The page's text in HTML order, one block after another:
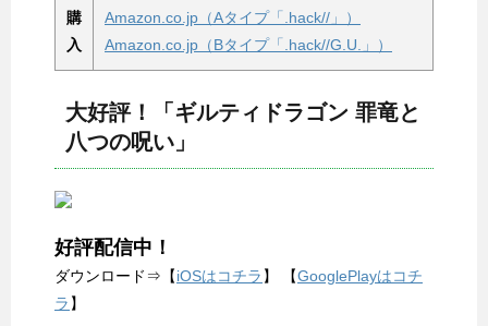
購
入
Amazon.co.jp（Aタイプ「.hack//」）
Amazon.co.jp（Bタイプ「.hack//G.U.」）
大好評！「ギルティドラゴン 罪竜と
八つの呪い」
好評配信中！
ダウンロード⇒【iOSはコチラ 】 【GooglePlayはコチ
ラ 】